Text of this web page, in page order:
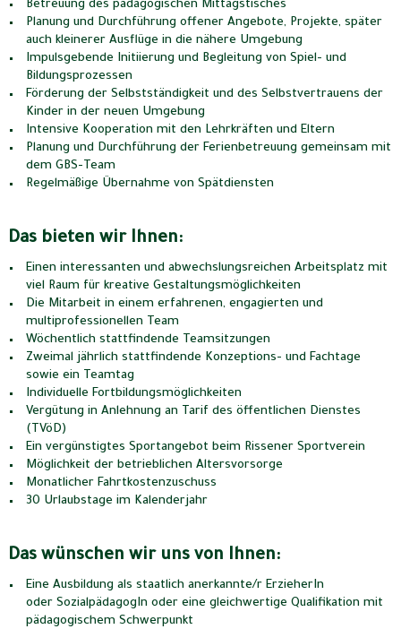
Betreuung des pädagogischen Mittagstisches
Planung und Durchführung offener Angebote, Projekte, später
auch kleinerer Ausflüge in die nähere Umgebung
Impulsgebende Initiierung und Begleitung von Spiel- und
Bildungsprozessen
Förderung der Selbstständigkeit und des Selbstvertrauens der
Kinder in der neuen Umgebung
Intensive Kooperation mit den Lehrkräften und Eltern
Planung und Durchführung der Ferienbetreuung gemeinsam mit
dem GBS-Team
Regelmäßige Übernahme von Spätdiensten
Das bieten wir Ihnen:
Einen interessanten und abwechslungsreichen Arbeitsplatz mit
viel Raum für kreative Gestaltungsmöglichkeiten
Die Mitarbeit in einem erfahrenen, engagierten und
multiprofessionellen Team
Wöchentlich stattfindende Teamsitzungen
Zweimal jährlich stattfindende Konzeptions- und Fachtage
sowie ein Teamtag
Individuelle Fortbildungsmöglichkeiten
Vergütung in Anlehnung an Tarif des öffentlichen Dienstes
(TVöD)
Ein vergünstigtes Sportangebot beim Rissener Sportverein
Möglichkeit der betrieblichen Altersvorsorge
Monatlicher Fahrtkostenzuschuss
30 Urlaubstage im Kalenderjahr
Das wünschen wir uns von Ihnen:
Eine Ausbildung als staatlich anerkannte/r ErzieherIn
oder SozialpädagogIn oder eine gleichwertige Qualifikation mit
pädagogischem Schwerpunkt